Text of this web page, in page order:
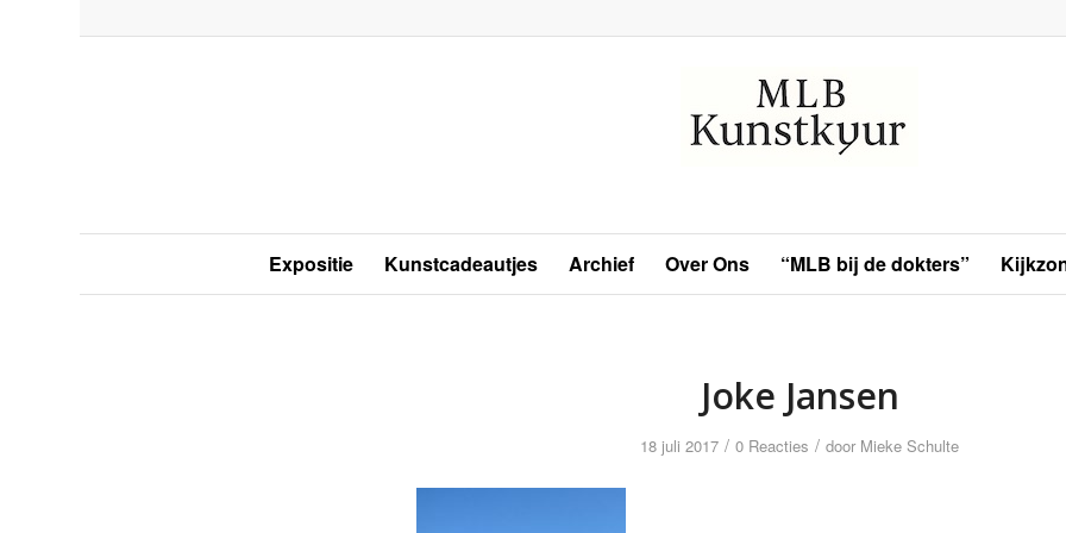
Expositie Kunstcadeautjes Archief Over Ons “MLB bij de dokters”
Joke Jansen
18 juli 2017 / 0 Reacties / door Mieke Schulte